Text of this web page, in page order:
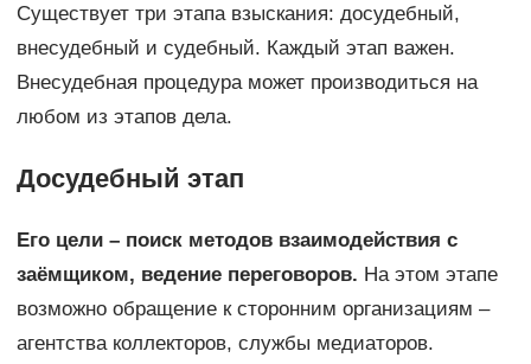
Существует три этапа взыскания: досудебный,
внесудебный и судебный. Каждый этап важен.
Внесудебная процедура может производиться на
любом из этапов дела.
Досудебный этап
Его цели – поиск методов взаимодействия с
заёмщиком, ведение переговоров. На этом этапе
возможно обращение к сторонним организациям –
агентства коллекторов, службы медиаторов.